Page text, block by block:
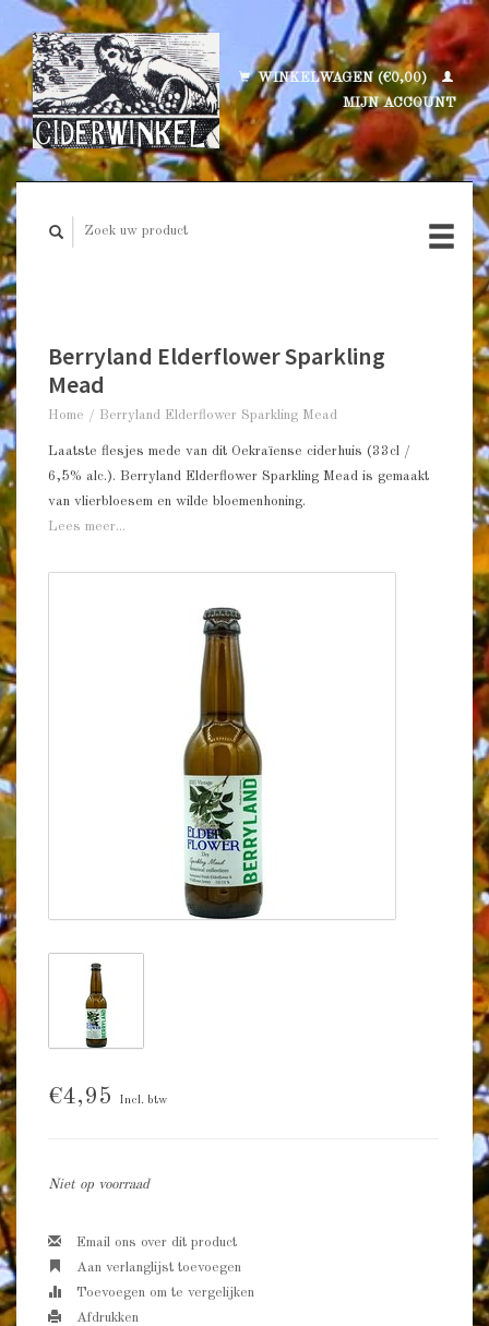
WINKELWAGEN (€0,00)
MIJN ACCOUNT
Berryland Elderflower Sparkling
Mead
Home / Berryland Elderflower Sparkling Mead
Laatste flesjes mede van dit Oekraïense ciderhuis (33cl /
6,5% alc.). Berryland Elderflower Sparkling Mead is gemaakt
van vlierbloesem en wilde bloemenhoning.
Lees meer...
€4,95 Incl. btw
Niet op voorraad
Email ons over dit product
Aan verlanglijst toevoegen
Toevoegen om te vergelijken
Afdrukken